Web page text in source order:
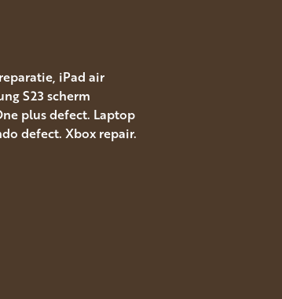
iPad air
S23 scherm
plus defect. Laptop
defect. Xbox repair.